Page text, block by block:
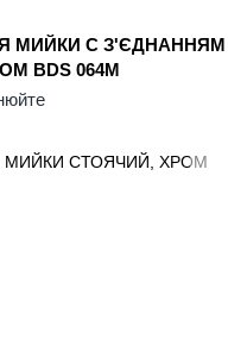
МИЙКИ С З'ЄДНАННЯМ
BDS 064M